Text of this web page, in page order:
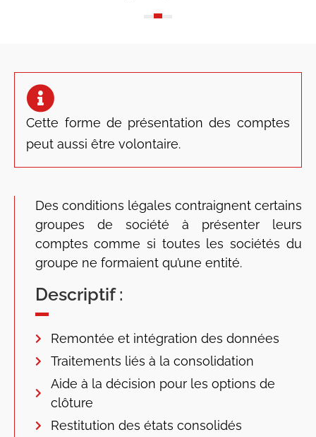
Cette forme de présentation des comptes
peut aussi être volontaire.
Des conditions légales contraignent certains
groupes de société à présenter leurs
comptes comme si toutes les sociétés du
groupe ne formaient qu’une entité.
Descriptif :
Remontée et intégration des données
Traitements liés à la consolidation
Aide à la décision pour les options de
clôture
Restitution des états consolidés